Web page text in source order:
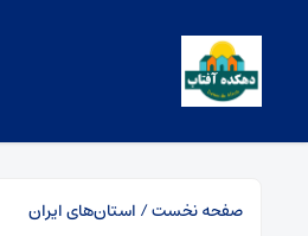
صفحه نخست/ استان‌های ایران